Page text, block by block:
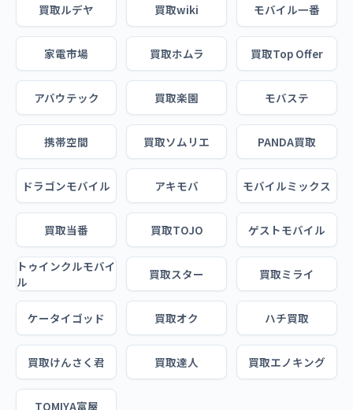
買取ルデヤ 買取wiki モバイル一番
家電市場 買取ホムラ 買取Top Offer
アバウテック 買取楽園 モバステ
携帯空間 買取ソムリエ PANDA買取
ドラゴンモバイル アキモバ モバイルミックス
買取当番 買取TOJO ゲストモバイル
トゥインクルモバイ
ル
買取スター 買取ミライ
ケータイゴッド 買取オク ハチ買取
買取けんさく君 買取達人 買取エノキング
TOMIYA富屋